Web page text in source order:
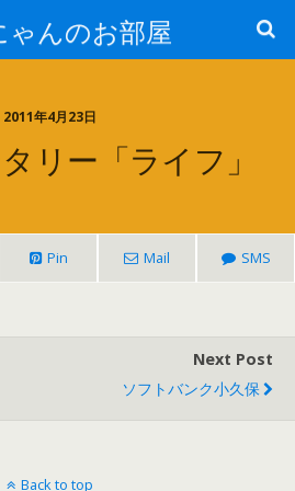
ゃんのお部屋
2011年4月23日
リー「ライフ」
Pin Mail SMS
Next Post
ソフトバンク小久保
Back to top